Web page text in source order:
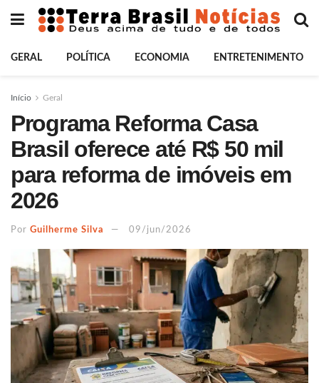
GERAL POLÍTICA ECONOMIA ENTRETENIMENTO
Início Geral
Programa Reforma Casa
Brasil oferece até R$ 50 mil
para reforma de imóveis em
2026
Por Guilherme Silva 09/jun/2026